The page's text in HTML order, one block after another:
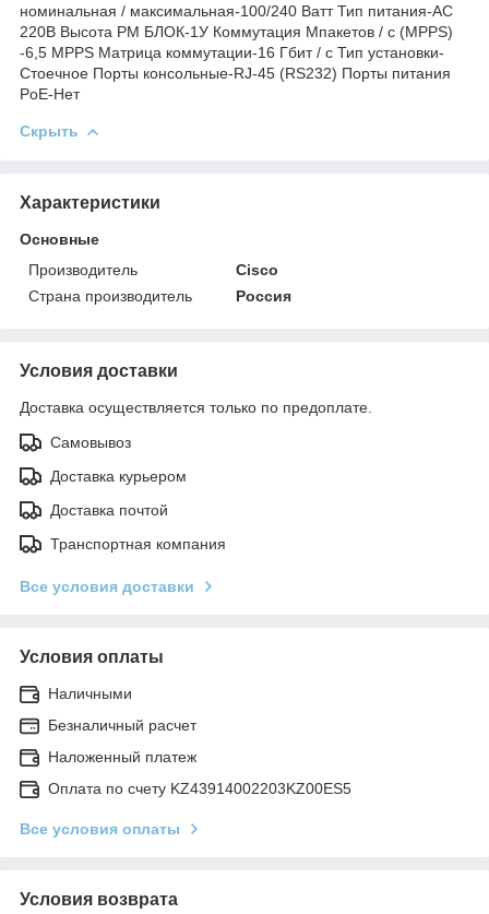
номинальная / максимальная-100/240 Ватт Тип питания-AC
220В Высота РМ БЛОК-1У Коммутация Мпакетов / с (MPPS)
-6,5 MPPS Матрица коммутации-16 Гбит / с Тип установки-
Стоечное Порты консольные-RJ-45 (RS232) Порты питания
PoE-Нет
Скрыть
Характеристики
Основные
Производитель
Cisco
Страна производитель
Россия
Условия доставки
Доставка осуществляется только по предоплате.
Самовывоз
Доставка курьером
Доставка почтой
Транспортная компания
Все условия доставки
Условия оплаты
Наличными
Безналичный расчет
Наложенный платеж
Оплата по счету KZ43914002203KZ00ES5
Все условия оплаты
Условия возврата